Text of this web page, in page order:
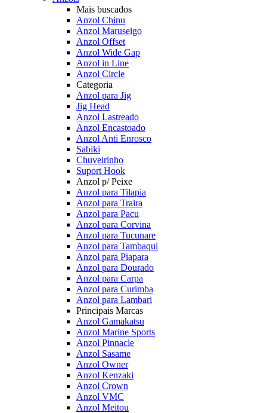
Mais buscados
Anzol Chinu
Anzol Maruseigo
Anzol Offset
Anzol Wide Gap
Anzol in Line
Anzol Circle
Categoria
Anzol para Jig
Jig Head
Anzol Lastreado
Anzol Encastoado
Anzol Anti Enrosco
Sabiki
Chuveirinho
Suport Hook
Anzol p/ Peixe
Anzol para Tilapia
Anzol para Traira
Anzol para Pacu
Anzol para Corvina
Anzol para Tucunare
Anzol para Tambaqui
Anzol para Piapara
Anzol para Dourado
Anzol para Carpa
Anzol para Curimba
Anzol para Lambari
Principais Marcas
Anzol Gamakatsu
Anzol Marine Sports
Anzol Pinnacle
Anzol Sasame
Anzol Owner
Anzol Kenzaki
Anzol Crown
Anzol VMC
Anzol Meitou